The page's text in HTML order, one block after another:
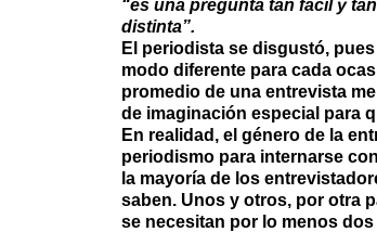
“es una pregunta tan fácil y
distinta”.
El periodista se disgustó,
modo diferente para cada
promedio de una entrevista
de imaginación especial para
En realidad, el género de la
periodismo para internarse
la mayoría de los
saben. Unos y otros, por otra
se necesitan por lo menos